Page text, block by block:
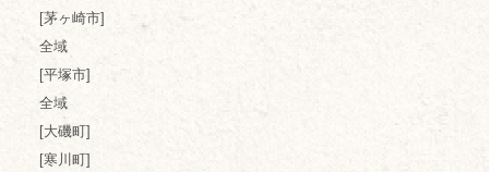
[茅ヶ崎市]
全域
[平塚市]
全域
[大磯町]
[寒川町]